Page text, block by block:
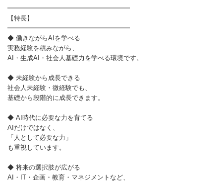
━━━━━━━━━━━━━━━━━━━
【特長】
━━━━━━━━━━━━━━━━━━━
◆ 働きながらAIを学べる
実務経験を積みながら、
AI・生成AI・社会人基礎力を学べる環境です。
◆ 未経験から成長できる
社会人未経験・微経験でも、
基礎から段階的に成長できます。
◆ AI時代に必要な力を育てる
AIだけではなく、
「人として必要な力」
も重視しています。
◆ 将来の選択肢が広がる
AI・IT・企画・教育・マネジメントなど、